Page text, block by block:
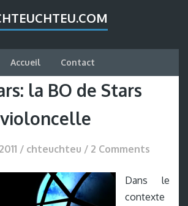
Accueil Contact
la BO de Stars
/ chteuchteu / 2 Comments
Dans le
contexte